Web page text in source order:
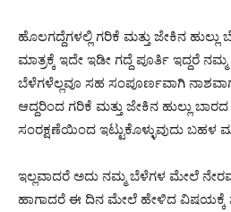
ಹೊಲಗದ್ದೆಗಳಲ್ಲಿ ಗರಿಕೆ ಮತ್ತು ಜೇಕಿನ
ಮಾತ್ರಕ್ಕೆ ಇದೇ ಇಡೀ ಗದ್ದೆ ಪೂರ್ತಿ ಇದ್ದರೆ
ಬೆಳೆಗಳೆಲ್ಲವೂ ಸಹ ಸಂಪೂರ್ಣವಾಗಿ
ಆದ್ದರಿಂದ ಗರಿಕೆ ಮತ್ತು ಜೇಕಿನ ಹುಲ್ಲು
ಸಂರಕ್ಷಣೆಯಿಂದ ಇಟ್ಟುಕೊಳ್ಳುವುದು ಬಹಳ
ಇಲ್ಲವಾದರೆ ಅದು ನಮ್ಮ ಬೆಳೆಗಳ ಮೇಲೆ
ಹಾಗಾದರೆ ಈ ದಿನ ಮೇಲೆ ಹೇಳಿದ ವಿಷಯಕ್ಕೆ